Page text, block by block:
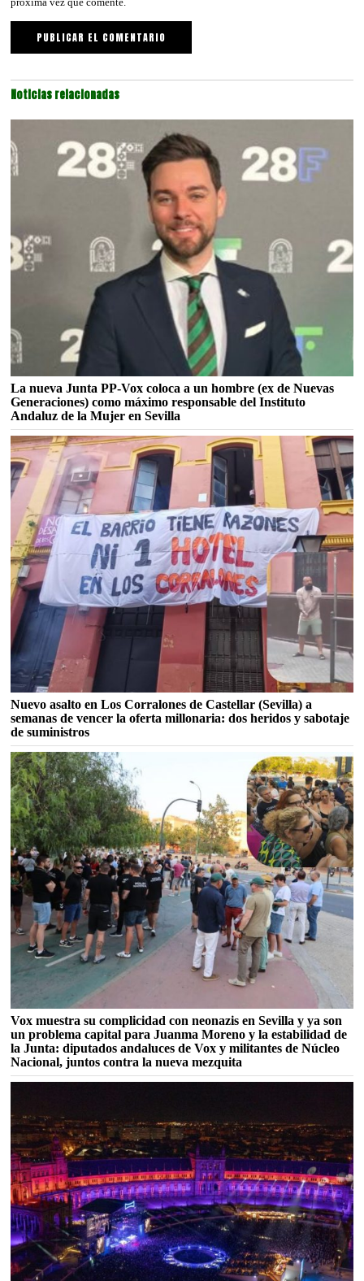
próxima vez que comente.
Noticias relacionadas
La nueva Junta PP-Vox coloca a un hombre (ex de Nuevas
Generaciones) como máximo responsable del Instituto
Andaluz de la Mujer en Sevilla
Nuevo asalto en Los Corralones de Castellar (Sevilla) a
semanas de vencer la oferta millonaria: dos heridos y sabotaje
de suministros
Vox muestra su complicidad con neonazis en Sevilla y ya son
un problema capital para Juanma Moreno y la estabilidad de
la Junta: diputados andaluces de Vox y militantes de Núcleo
Nacional, juntos contra la nueva mezquita